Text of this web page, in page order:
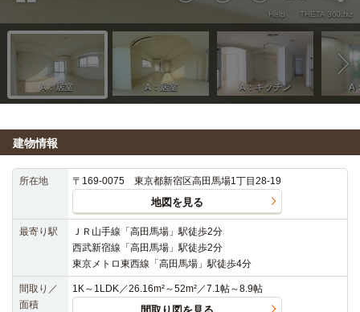
建物情報
所在地 〒169-0075 東京都新宿区高田馬場1丁目28-19
地図を見る
最寄り駅
ＪＲ山手線「高田馬場」駅徒歩2分
西武新宿線「高田馬場」駅徒歩2分
東京メトロ東西線「高田馬場」駅徒歩4分
間取り／
面積
1K～1LDK／26.16m²～52m²／7.1帖～8.9帖